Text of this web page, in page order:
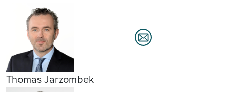
Thomas Jarzombek